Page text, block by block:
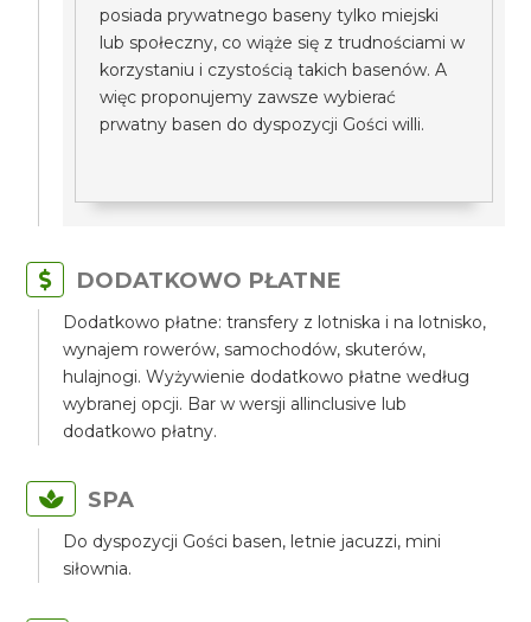
posiada prywatnego baseny tylko miejski
lub społeczny, co wiąże się z trudnościami w
korzystaniu i czystością takich basenów. A
więc proponujemy zawsze wybierać
prwatny basen do dyspozycji Gości willi.
DODATKOWO PŁATNE
Dodatkowo płatne: transfery z lotniska i na lotnisko,
wynajem rowerów, samochodów, skuterów,
hulajnogi. Wyżywienie dodatkowo płatne według
wybranej opcji. Bar w wersji allinclusive lub
dodatkowo płatny.
SPA
Do dyspozycji Gości basen, letnie jacuzzi, mini
siłownia.